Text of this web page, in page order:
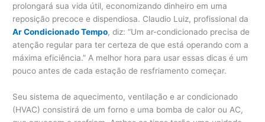
prolongará sua vida útil, economizando dinheiro em uma
reposição precoce e dispendiosa. Claudio Luiz, profissional da
Ar Condicionado Tempo, diz: “Um ar-condicionado precisa de
atenção regular para ter certeza de que está operando com a
máxima eficiência.” A melhor hora para usar essas dicas é um
pouco antes de cada estação de resfriamento começar.
Seu sistema de aquecimento, ventilação e ar condicionado
(HVAC) consistirá de um forno e uma bomba de calor ou AC,